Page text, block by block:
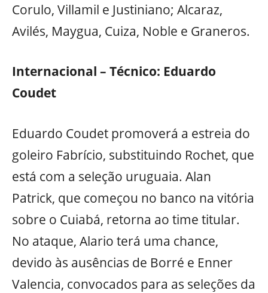
Corulo, Villamil e Justiniano; Alcaraz,
Avilés, Maygua, Cuiza, Noble e Graneros.
Internacional – Técnico: Eduardo
Coudet
Eduardo Coudet promoverá a estreia do
goleiro Fabrício, substituindo Rochet, que
está com a seleção uruguaia. Alan
Patrick, que começou no banco na vitória
sobre o Cuiabá, retorna ao time titular.
No ataque, Alario terá uma chance,
devido às ausências de Borré e Enner
Valencia, convocados para as seleções da